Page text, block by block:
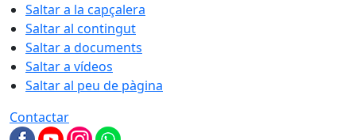
Saltar a la capçalera
Saltar al contingut
Saltar a documents
Saltar a vídeos
Saltar al peu de pàgina
Contactar